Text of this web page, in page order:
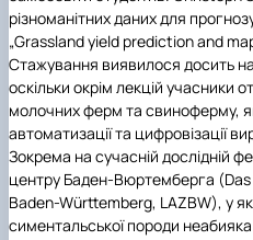
різноманітних даних для
„Grassland yield prediction and
Стажування виявилося досить
оскільки окрім лекцій учасники
молочних ферм та свиноферму,
автоматизації та цифровізації
Зокрема на сучасній дослідній
центру Баден-Вюртемберга
Baden-Württemberg, LAZBW), у
симентальської породи